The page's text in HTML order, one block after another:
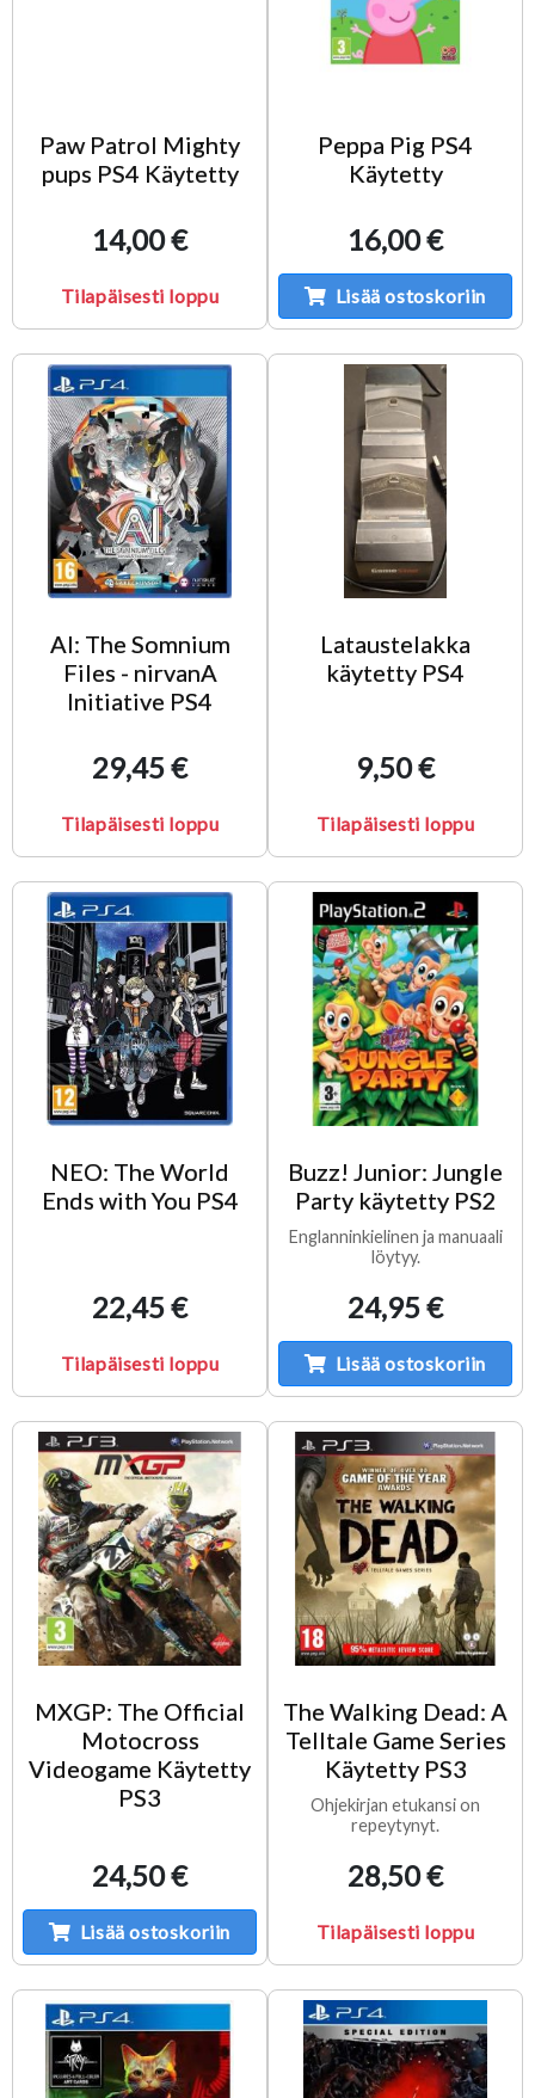
Paw Patrol Mighty
pups PS4 Käytetty
14,00 €
Tilapäisesti loppu
Peppa Pig PS4
Käytetty
16,00 €
Lisää ostoskoriin
AI: The Somnium
Files - nirvanA
Initiative PS4
29,45 €
Tilapäisesti loppu
Lataustelakka
käytetty PS4
9,50 €
Tilapäisesti loppu
NEO: The World
Ends with You PS4
22,45 €
Tilapäisesti loppu
Buzz! Junior: Jungle
Party käytetty PS2
Englanninkielinen ja manuaali
löytyy.
24,95 €
Lisää ostoskoriin
MXGP: The Official
Motocross
Videogame Käytetty
PS3
24,50 €
Lisää ostoskoriin
The Walking Dead: A
Telltale Game Series
Käytetty PS3
Ohjekirjan etukansi on
repeytynyt.
28,50 €
Tilapäisesti loppu